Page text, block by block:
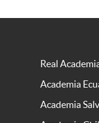
Real
Academia
Academia